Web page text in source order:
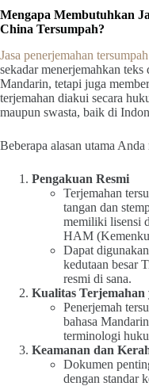
Mengapa Membutuhkan
China Tersumpah?
Jasa penerjemahan tersumpah
sekadar menerjemahkan teks
Mandarin, tetapi juga
terjemahan diakui secara
maupun swasta, baik di
Beberapa alasan utama
Pengakuan Resmi
Terjemahan
tangan dan
memiliki lisensi
HAM
Dapat
kedutaan besar
resmi di sana.
Kualitas
Penerjemah
bahasa
terminologi
Keamanan dan
Dokumen
dengan standar